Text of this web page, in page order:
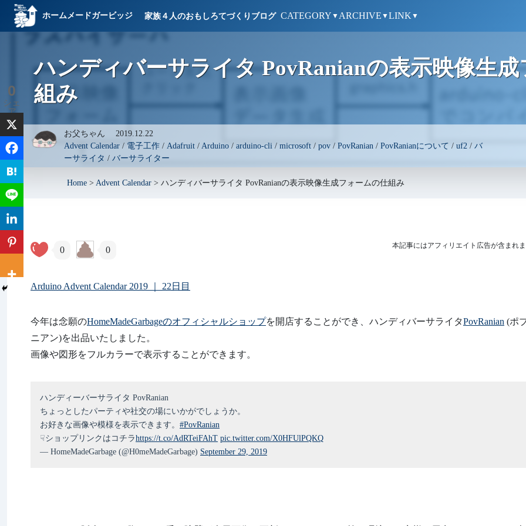
ホームメードガービッジ 家族４人のおもしろてづくりブログ CATEGORY ▼ ARCHIVE ▼LINK ▼
ハンディバーサライタ PovRanianの表示映像生
組み
お父ちゃん 2019.12.22
Advent Calendar/ 電子工作/ Adafruit/ Arduino/ arduino-cli / microsoft/ pov/ PovRanian / PovRanianについて / uf2 / バ
ーサライタ / バーサライター
Home > Advent Calendar > ハンディバーサライタ PovRanianの表示映像生成フォームの仕組み
本記事にはアフィリエイト広告が含まれ
0 0
Arduino Advent Calendar 2019 ｜ 22日目
今年は念願のHomeMadeGarbageのオフィシャルショップを開店することができ、ハンディバーサライタPovRanian (ポ
ニアン)を出品いたしました。
画像や図形をフルカラーで表示することができます。
ハンディーバーサライタ PovRanian
ちょっとしたパーティや社交の場にいかがでしょうか。
お好きな画像や模様を表示できます。 #PovRanian
☟ショップリンクはコチラhttps://t.co/AdRTeiFAhT pic.twitter.com/X0HFUlPQKQ
— HomeMadeGarbage (@H0meMadeGarbage) September 29, 2019
0
シェ
ア